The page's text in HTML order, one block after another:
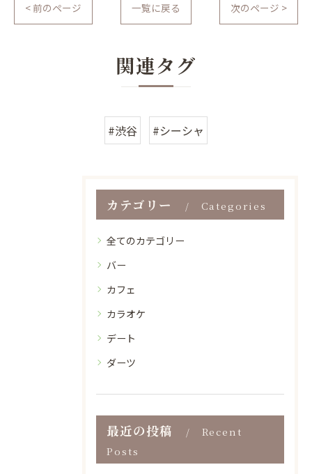
< 前のページ 一覧に戻る 次のページ >
関連タグ
#渋谷 #シーシャ
カテゴリー Categories
全てのカテゴリー
バー
カフェ
カラオケ
デート
ダーツ
最近の投稿
Recent
Posts